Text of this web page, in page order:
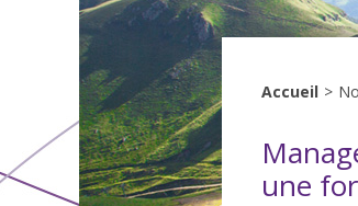
Accueil >
une